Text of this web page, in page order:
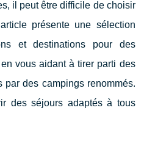
il peut être difficile de choisir
présente une sélection
et destinations pour des
vous aidant à tirer parti des
par des campings renommés.
des séjours adaptés à tous